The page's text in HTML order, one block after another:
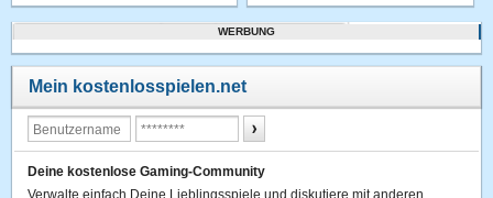
WERBUNG
Mein kostenlosspielen.net
Deine kostenlose Gaming-Community
Verwalte einfach Deine Lieblingsspiele und diskutiere mit anderen